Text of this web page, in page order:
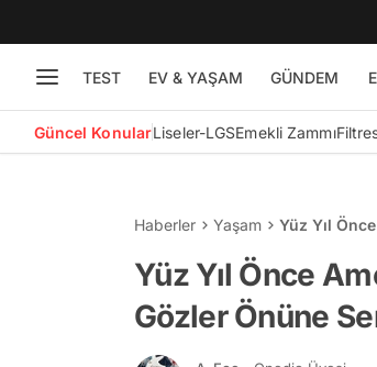
TEST EV & YAŞAM GÜNDEM
Güncel KonularLiseler-LGSEmekli Zammı
Haberler Yaşam
Yüz Yıl
Yüz Yıl Önce
Gözler Önüne